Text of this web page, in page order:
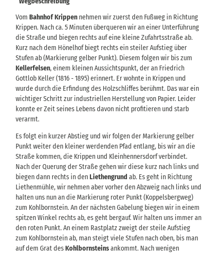
Vom Bahnhof Krippen nehmen wir zuerst den Fußweg in Richtung
Krippen. Nach ca. 5 Minuten überqueren wir an einer Unterführung
die Straße und biegen rechts auf eine kleine Zufahrtsstraße ab.
Kurz nach dem Hönelhof biegt rechts ein steiler Aufstieg über
Stufen ab (Markierung gelber Punkt). Diesem folgen wir bis zum
Kellerfelsen, einem kleinen Aussichtspunkt, der an Friedrich
Gottlob Keller (1816 - 1895) erinnert. Er wohnte in Krippen und
wurde durch die Erfindung des Holzschliffes berühmt. Das war ein
wichtiger Schritt zur industriellen Herstellung von Papier. Leider
konnte er Zeit seines Lebens davon nicht profitieren und starb
verarmt.
Es folgt ein kurzer Abstieg und wir folgen der Markierung gelber
Punkt weiter den kleiner werdenden Pfad entlang, bis wir an die
Straße kommen, die Krippen und Kleinhennersdorf verbindet.
Nach der Querung der Straße gehen wir diese kurz nach links und
biegen dann rechts in denLiethengrund ab. Es geht in Richtung
Liethenmühle, wir nehmen aber vorher den Abzweig nach links und
halten uns nun an die Markierung roter Punkt (Koppelsbergweg)
zum Kohlbornstein. An der nächsten Gabelung biegen wir in einem
spitzen Winkel rechts ab, es geht bergauf. Wir halten uns immer an
den roten Punkt. An einem Rastplatz zweigt der steile Aufstieg
zum Kohlbornstein ab, man steigt viele Stufen nach oben, bis man
auf dem Grat desKohlbornsteinsankommt. Nach wenigen